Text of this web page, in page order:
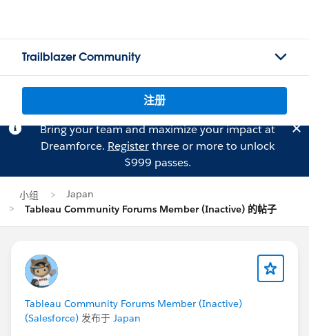
Trailblazer Community
注册
Bring your team and maximize your impact at
Dreamforce. Registerthree or more to unlock
$999 passes.
小组
Japan
Tableau Community Forums Member (Inactive) 的帖子
Tableau Community Forums Member (Inactive)
(Salesforce) 发布于 Japan